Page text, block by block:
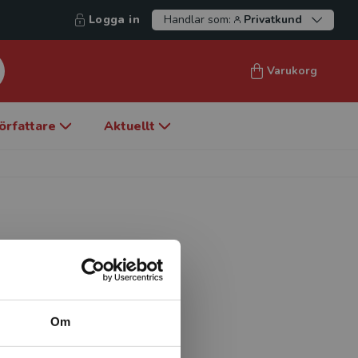
Om
Logga in Handlar som: Privatkund
Varukorg
Aktuellt
inom turismoch
inom
kommersialisering i